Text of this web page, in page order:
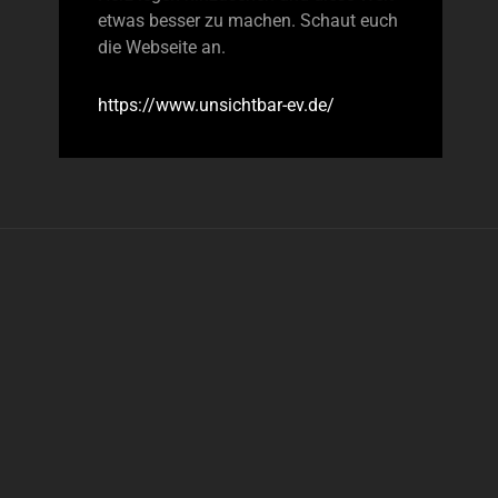
etwas besser zu machen. Schaut euch
die Webseite an.
https://www.unsichtbar-ev.de/